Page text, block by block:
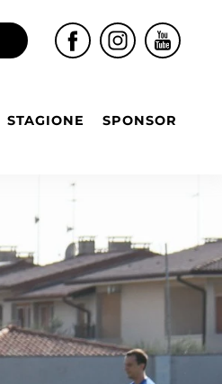
STAGIONE SPONSOR